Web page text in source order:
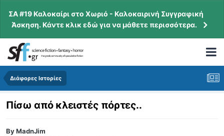
ΣΑ #19 Καλοκαίρι στο Χωριό - Καλοκαιρινή Συγγραφική
Άσκηση. Κάντε κλικ εδώ για να μάθετε περισσότερα.
Διάφορες Ιστορίες
Πίσω από κλειστές πόρτες..
ByMadnJim